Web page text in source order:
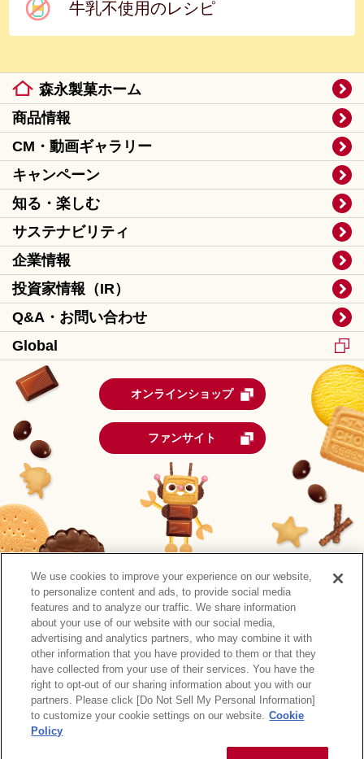
牛乳不使用のレシピ
森永製菓ホーム
商品情報
CM・動画ギャラリー
キャンペーン
知る・楽しむ
サステナビリティ
企業情報
投資家情報（IR）
Q&A・お問い合わせ
Global
オンラインショップ
ファンサイト
森永製菓公式アカウント一覧
サイトマップ RSSの配信について
プライバシーポリシー
ウェブアクセシビリティ
ご利用規約 リンク
We use cookies to improve your experience on our website,
to personalize content and ads, to provide social media
features and to analyze our traffic. We share information
about your use of our website with our social media,
advertising and analytics partners, who may combine it with
other information that you have provided to them or that they
have collected from your use of their services. You have the
right to opt-out of our sharing information about you with our
partners. Please click [Do Not Sell My Personal Information]
to customize your cookie settings on our website. Cookie
Policy